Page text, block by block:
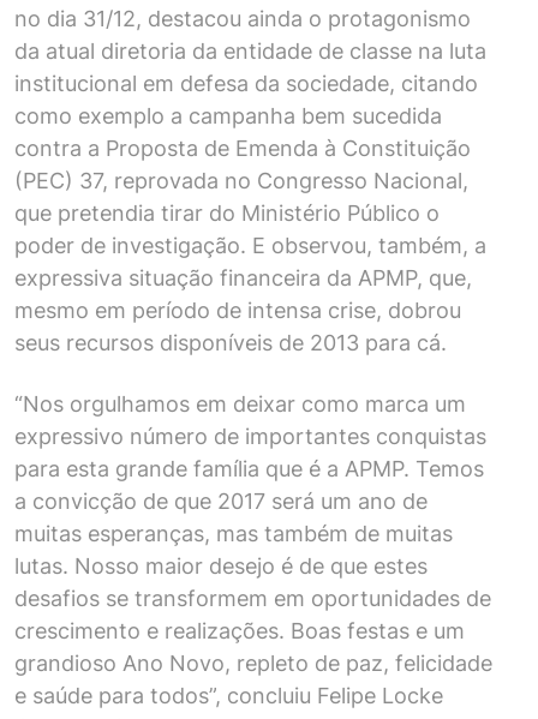
no dia 31/12, destacou ainda o protagonismo
da atual diretoria da entidade de classe na luta
institucional em defesa da sociedade, citando
como exemplo a campanha bem sucedida
contra a Proposta de Emenda à Constituição
(PEC) 37, reprovada no Congresso Nacional,
que pretendia tirar do Ministério Público o
poder de investigação. E observou, também, a
expressiva situação financeira da APMP, que,
mesmo em período de intensa crise, dobrou
seus recursos disponíveis de 2013 para cá.
“Nos orgulhamos em deixar como marca um
expressivo número de importantes conquistas
para esta grande família que é a APMP. Temos
a convicção de que 2017 será um ano de
muitas esperanças, mas também de muitas
lutas. Nosso maior desejo é de que estes
desafios se transformem em oportunidades de
crescimento e realizações. Boas festas e um
grandioso Ano Novo, repleto de paz, felicidade
e saúde para todos”, concluiu Felipe Locke